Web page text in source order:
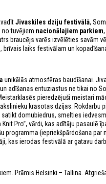
Jivaskiles dziju festivālā,
no tuvējiem nacionālajiem parkiem
braucējs varēs izvēlēties savām
brīvais laiks festivālam un
unikālās atmosfēras baudīšanai.
adīšanas entuziastus ne tikai no
pieredzējuši meistari
krāsotas dzijas. Rokdarbu
domubiedrus, smelties
Knit Pro”, vārdi, kas adītāju
programma (iepriekšpārdošana
kas ierodas festivālā ar gatavu
Prāmis Helsinki – Tallina.